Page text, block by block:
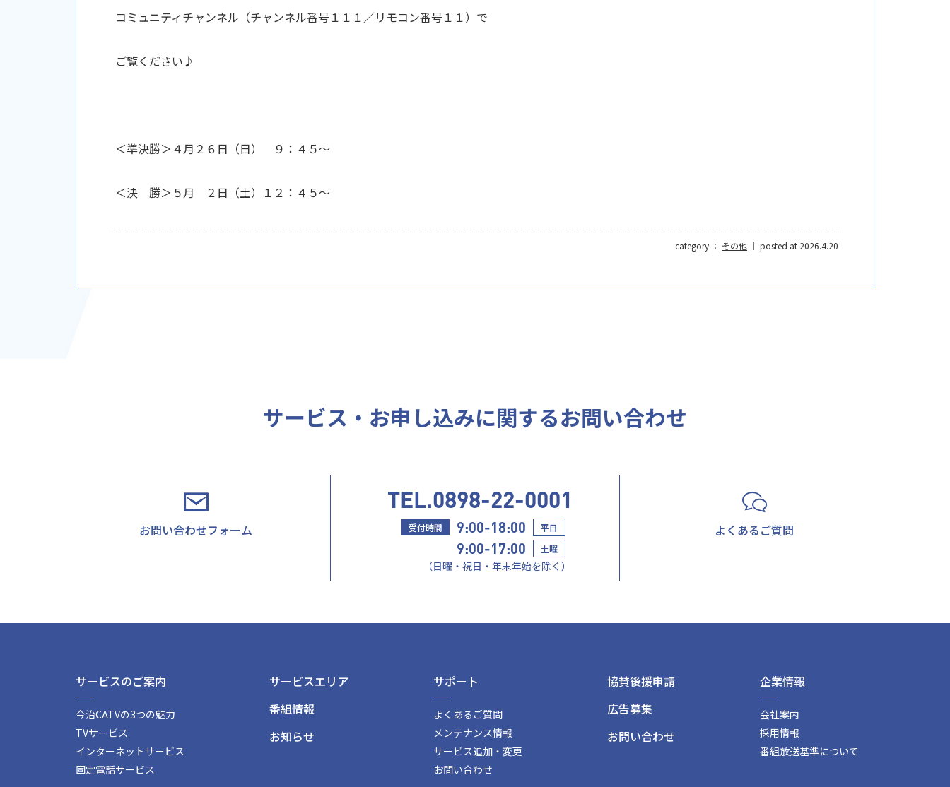
コミュニティチャンネル（チャンネル番号１１１／リモコン番号１１）で
ご覧ください♪
＜準決勝＞４月２６日（日） ９：４５～
＜決 勝＞５月 ２日（土）１２：４５～
category ： その他 ｜ posted at 2026.4.20
サービス・お申し込みに関するお問い合わせ
お問い合わせフォーム
TEL.0898-22-0001
受付時間 9:00-18:00 平日
9:00-17:00 土曜
（日曜・祝日・年末年始を除く）
よくあるご質問
サービスのご案内
今治CATVの3つの魅力
TVサービス
インターネットサービス
固定電話サービス
サービスエリア
番組情報
お知らせ
サポート
よくあるご質問
メンテナンス情報
サービス追加・変更
お問い合わせ
協賛後援申請
広告募集
お問い合わせ
企業情報
会社案内
採用情報
番組放送基準について